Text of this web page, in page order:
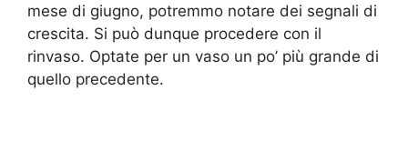
mese di giugno, potremmo notare dei segnali di
crescita. Si può dunque procedere con il
rinvaso. Optate per un vaso un po’ più grande di
quello precedente.